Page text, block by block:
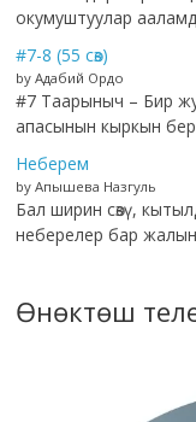
окумуштуулар
#7-8 (55 сөз)
by Адабий Ордо
#7 Таарыныч – Бир
апасынын кыркын
Неберем
by Апышева Назгуль
Бал ширин сөзү,
неберелер бар
Өнөктөш